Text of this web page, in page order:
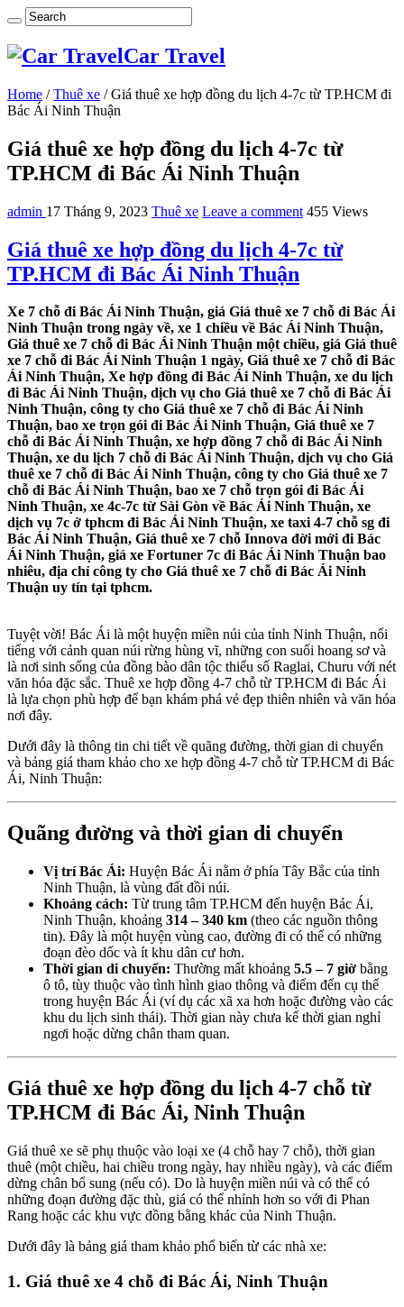
Car Travel
Home / Thuê xe / Giá thuê xe hợp đồng du lịch 4-7c từ TP.HCM đi
Bác Ái Ninh Thuận
Giá thuê xe hợp đồng du lịch 4-7c từ
TP.HCM đi Bác Ái Ninh Thuận
admin 17 Tháng 9, 2023 Thuê xe Leave a comment 455 Views
Giá thuê xe hợp đồng du lịch 4-7c từ
TP.HCM đi Bác Ái Ninh Thuận
Xe 7 chỗ đi Bác Ái Ninh Thuận, giá Giá thuê xe 7 chỗ đi Bác Ái
Ninh Thuận trong ngày về, xe 1 chiều về Bác Ái Ninh Thuận,
Giá thuê xe 7 chỗ đi Bác Ái Ninh Thuận một chiều, giá Giá thuê
xe 7 chỗ đi Bác Ái Ninh Thuận 1 ngày, Giá thuê xe 7 chỗ đi Bác
Ái Ninh Thuận, Xe hợp đồng đi Bác Ái Ninh Thuận, xe du lịch
đi Bác Ái Ninh Thuận, dịch vụ cho Giá thuê xe 7 chỗ đi Bác Ái
Ninh Thuận, công ty cho Giá thuê xe 7 chỗ đi Bác Ái Ninh
Thuận, bao xe trọn gói đi Bác Ái Ninh Thuận, Giá thuê xe 7
chỗ đi Bác Ái Ninh Thuận, xe hợp đồng 7 chỗ đi Bác Ái Ninh
Thuận, xe du lịch 7 chỗ đi Bác Ái Ninh Thuận, dịch vụ cho Giá
thuê xe 7 chỗ đi Bác Ái Ninh Thuận, công ty cho Giá thuê xe 7
chỗ đi Bác Ái Ninh Thuận, bao xe 7 chỗ trọn gói đi Bác Ái
Ninh Thuận, xe 4c-7c từ Sài Gòn về Bác Ái Ninh Thuận, xe
dịch vụ 7c ở tphcm đi Bác Ái Ninh Thuận, xe taxi 4-7 chỗ sg đi
Bác Ái Ninh Thuận, Giá thuê xe 7 chỗ Innova đời mới đi Bác
Ái Ninh Thuận, giá xe Fortuner 7c đi Bác Ái Ninh Thuận bao
nhiêu, địa chỉ công ty cho Giá thuê xe 7 chỗ đi Bác Ái Ninh
Thuận uy tín tại tphcm.
Tuyệt vời! Bác Ái là một huyện miền núi của tỉnh Ninh Thuận, nổi
tiếng với cảnh quan núi rừng hùng vĩ, những con suối hoang sơ và
là nơi sinh sống của đồng bào dân tộc thiểu số Raglai, Churu với nét
văn hóa đặc sắc. Thuê xe hợp đồng 4-7 chỗ từ TP.HCM đi Bác Ái
là lựa chọn phù hợp để bạn khám phá vẻ đẹp thiên nhiên và văn hóa
nơi đây.
Dưới đây là thông tin chi tiết về quãng đường, thời gian di chuyển
và bảng giá tham khảo cho xe hợp đồng 4-7 chỗ từ TP.HCM đi Bác
Ái, Ninh Thuận:
Quãng đường và thời gian di chuyển
Vị trí Bác Ái: Huyện Bác Ái nằm ở phía Tây Bắc của tỉnh
Ninh Thuận, là vùng đất đồi núi.
Khoảng cách: Từ trung tâm TP.HCM đến huyện Bác Ái,
Ninh Thuận, khoảng 314 – 340 km (theo các nguồn thông
tin). Đây là một huyện vùng cao, đường đi có thể có những
đoạn đèo dốc và ít khu dân cư hơn.
Thời gian di chuyển: Thường mất khoảng 5.5 – 7 giờ bằng
ô tô, tùy thuộc vào tình hình giao thông và điểm đến cụ thể
trong huyện Bác Ái (ví dụ các xã xa hơn hoặc đường vào các
khu du lịch sinh thái). Thời gian này chưa kể thời gian nghỉ
ngơi hoặc dừng chân tham quan.
Giá thuê xe hợp đồng du lịch 4-7 chỗ từ
TP.HCM đi Bác Ái, Ninh Thuận
Giá thuê xe sẽ phụ thuộc vào loại xe (4 chỗ hay 7 chỗ), thời gian
thuê (một chiều, hai chiều trong ngày, hay nhiều ngày), và các điểm
dừng chân bổ sung (nếu có). Do là huyện miền núi và có thể có
những đoạn đường đặc thù, giá có thể nhỉnh hơn so với đi Phan
Rang hoặc các khu vực đồng bằng khác của Ninh Thuận.
Dưới đây là bảng giá tham khảo phổ biến từ các nhà xe:
1. Giá thuê xe 4 chỗ đi Bác Ái, Ninh Thuận